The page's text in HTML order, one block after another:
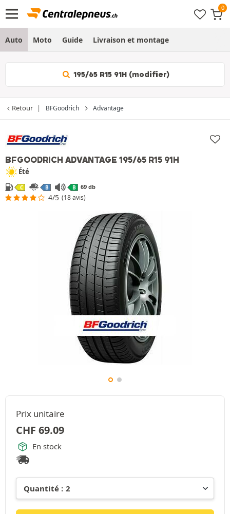
Auto Moto Guide Livraison et montage
195/65 R15 91H (modifier)
Retour BFGoodrich Advantage
BFGOODRICH ADVANTAGE 195/65 R15 91H
Été
C B B 69 db
4/5 (18 avis)
Prix unitaire
CHF 69.09
En stock